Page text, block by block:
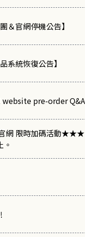
＆官網停機公告】
系統恢復公告】
website pre-order Q&A
限時加碼活動★★★